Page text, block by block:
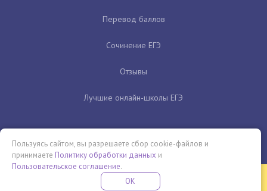
Перевод баллов
Сочинение ЕГЭ
Отзывы
Лучшие онлайн-школы ЕГЭ
Бесплатная летняя школа
Пользуясь сайтом, вы разрешаете сбор cookie-файлов и
принимаете Политику обработки данных и
Пользовательское соглашение.
OK